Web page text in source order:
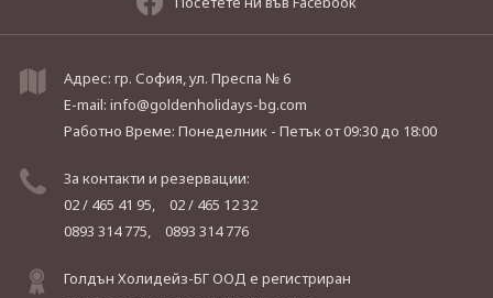
Адрес: гр. София, ул. Преспа № 6
E-mail: info@goldenholidays-bg.com
Работно Време: Понеделник - Петъкот 09:30 до 18:00
За контакти и резервации:
02 / 465 41 95,
02 / 465 12 32
0893 314 775,
0893 314 776
Голдън Холидейз-БГ ООД е регистриран